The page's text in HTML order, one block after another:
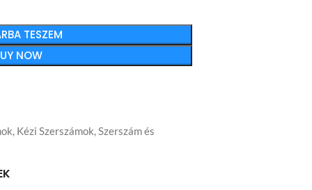
TESZEM
NOW
, Kézi Szerszámok,Szerszám és